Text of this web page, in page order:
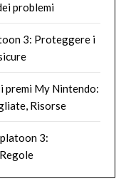
problemi
3: Proteggere i
premi My Nintendo:
Risorse
3: